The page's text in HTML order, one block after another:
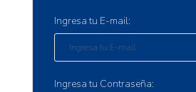
Ingresa tu E-mail:
Ingresa tu Contraseña: